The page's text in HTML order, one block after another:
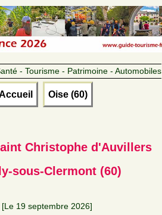
- Tourisme - Patrimoine - Automobiles
Oise (60)
Christophe d'Auvillers
sous-Clermont (60)
19 septembre 2026]